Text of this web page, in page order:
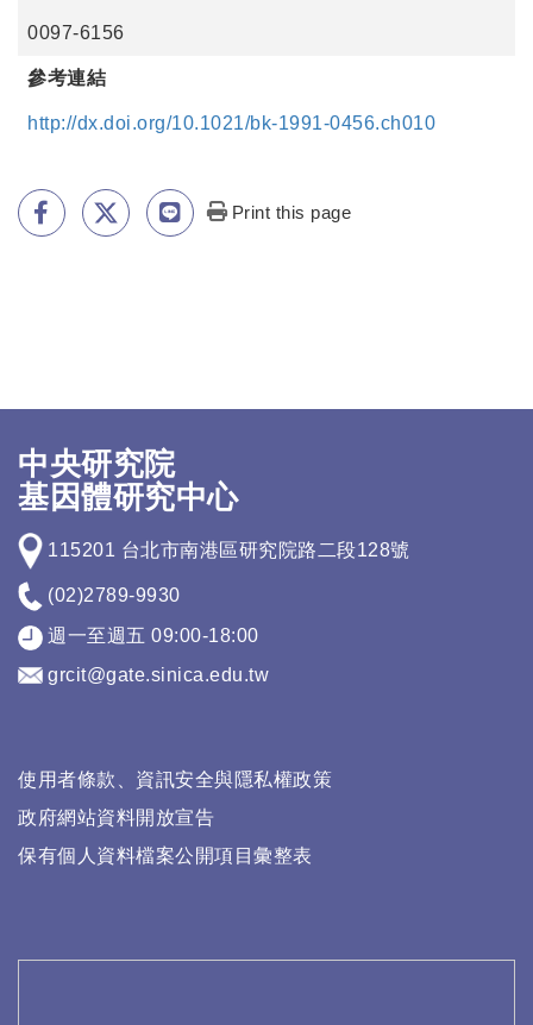
0097-6156
參考連結
http://dx.doi.org/10.1021/bk-1991-0456.ch010
Print this page
中央研究院
基因體研究中心
115201 台北市南港區研究院路二段128號
(02)2789-9930
週一至週五 09:00-18:00
grcit@gate.sinica.edu.tw
使用者條款、資訊安全與隱私權政策
政府網站資料開放宣告
保有個人資料檔案公開項目彙整表